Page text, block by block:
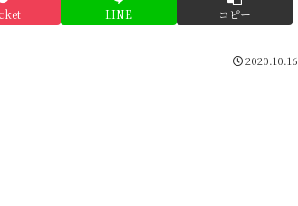
LINE コピー
2020.10.16